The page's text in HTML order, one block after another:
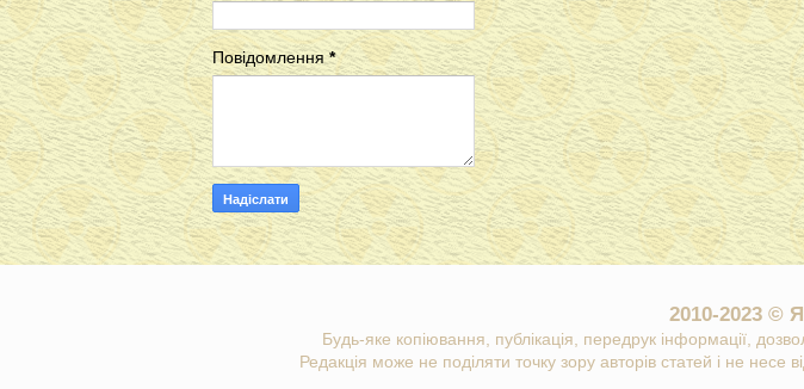
Повідомлення*
2010-2023 ©
Будь-яке копіювання, публікація, передрук інформації,
Редакція може не поділяти точку зору авторів статей і не несе